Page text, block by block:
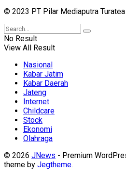
© 2023 PT Pilar Mediaputra Turatea
No Result
View All Result
Nasional
Kabar Jatim
Kabar Daerah
Jateng
Internet
Childcare
Stock
Ekonomi
Olahraga
© 2026 JNews - Premium
theme by Jegtheme.